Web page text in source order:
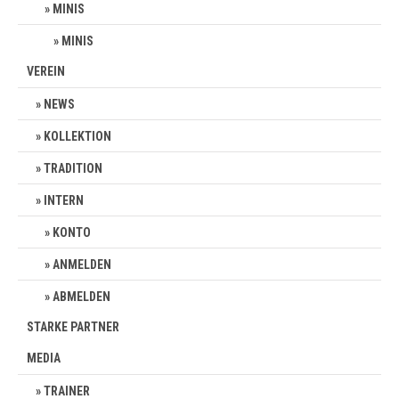
MINIS
MINIS
VEREIN
NEWS
KOLLEKTION
TRADITION
INTERN
KONTO
ANMELDEN
ABMELDEN
STARKE PARTNER
MEDIA
TRAINER